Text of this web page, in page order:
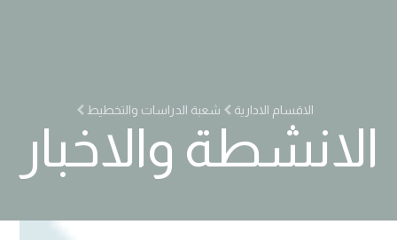
الاقسام الادارية شعبة الدراسات والتخطيط
الانشطة والاخبار